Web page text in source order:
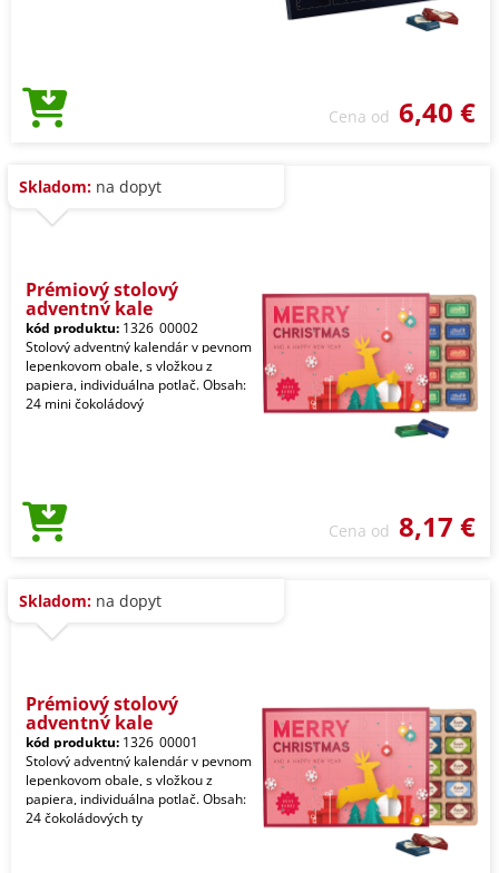
Cena od 6,40 €
Skladom: na dopyt
Prémiový stolový
adventný kale
kód produktu: 1326_00002
Stolový adventný kalendár v pevnom
lepenkovom obale, s vložkou z
papiera, individuálna potlač. Obsah:
24 mini čokoládový
Cena od 8,17 €
Skladom: na dopyt
Prémiový stolový
adventný kale
kód produktu: 1326_00001
Stolový adventný kalendár v pevnom
lepenkovom obale, s vložkou z
papiera, individuálna potlač. Obsah:
24 čokoládových ty